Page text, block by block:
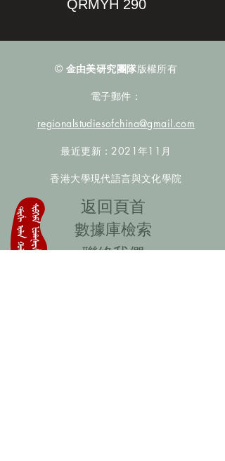
QRMYH 290
© 金由美研究團隊版權所有
電子郵件：
regionalstudiesofchina@gmail.com
最近更新：2021年11月
香港大學現代語言與文化學院
​返回頁首
數據庫檢索
聯絡我們